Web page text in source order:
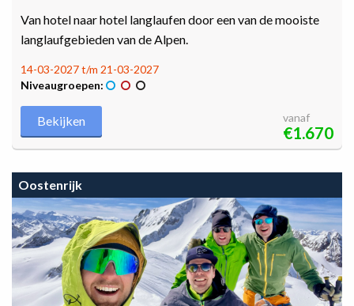
Van hotel naar hotel langlaufen door een van de mooiste
langlaufgebieden van de Alpen.
14-03-2027 t/m 21-03-2027
Niveaugroepen:
Bekijken vanaf
€1.670
Oostenrijk